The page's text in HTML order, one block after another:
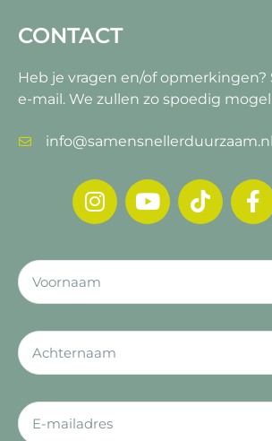
CONTACT
Heb je vragen en/of opmerkingen?
e-mail. We zullen zo spoedig
info@samensnellerduurzaam.nl